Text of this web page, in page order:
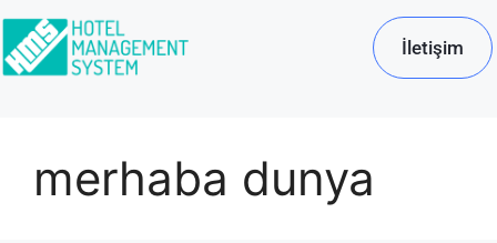
İletişim
merhaba dunya